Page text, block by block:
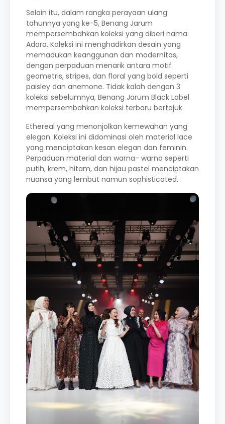
Selain itu, dalam rangka perayaan ulang
tahunnya yang ke-5, Benang Jarum
mempersembahkan koleksi yang diberi nama
Adara. Koleksi ini menghadirkan desain yang
memadukan keanggunan dan modernitas,
dengan perpaduan menarik antara motif
geometris, stripes, dan floral yang bold seperti
paisley dan anemone. Tidak kalah dengan 3
koleksi sebelumnya, Benang Jarum Black Label
mempersembahkan koleksi terbaru bertajuk
Ethereal yang menonjolkan kemewahan yang
elegan. Koleksi ini didominasi oleh material lace
yang menciptakan kesan elegan dan feminin.
Perpaduan material dan warna- warna seperti
putih, krem, hitam, dan hijau pastel menciptakan
nuansa yang lembut namun sophisticated.